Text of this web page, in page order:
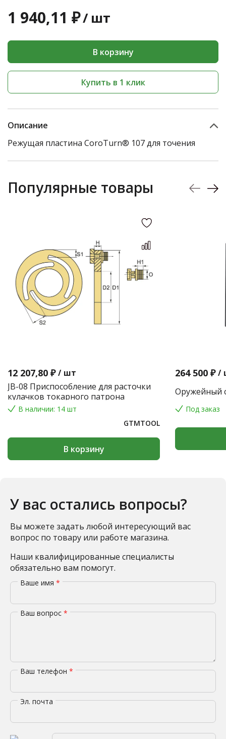
1 940,11 ₽/ шт
В корзину
Купить в 1 клик
Описание
Режущая пластина CoroTurn® 107 для точения
Популярные товары
12 207,80 ₽ / шт
JB-08 Приспособление для расточки
кулачков токарного патрона
В наличии: 14 шт
GTMTOOL
В корзину
264 500 ₽ /
Оружейный
Под заказ
У вас остались вопросы?
Вы можете задать любой интересующий вас
вопрос по товару или работе магазина.
Наши квалифицированные специалисты
обязательно вам помогут.
Ваше имя *
Ваш вопрос *
Ваш телефон *
Эл. почта